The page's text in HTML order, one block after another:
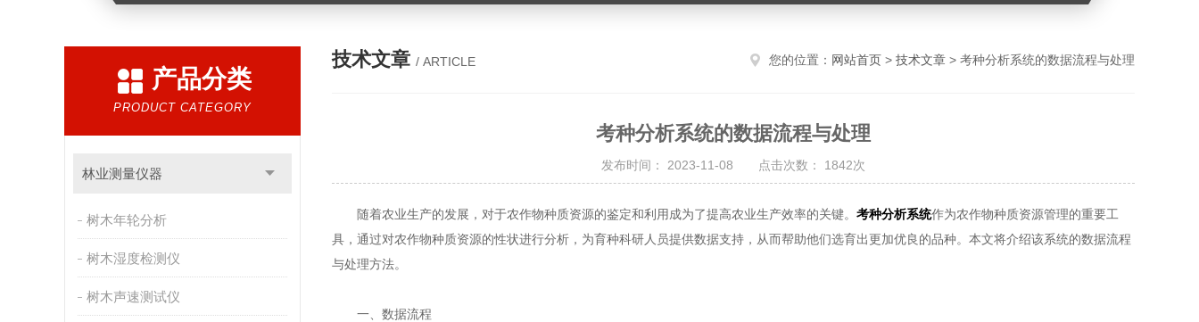
产品分类
PRODUCT CATEGORY
林业测量仪器
树木年轮分析
树木湿度检测仪
树木声速测试仪
技术文章 / ARTICLE 您的位置： 网站首页 > 技术文章 > 考种分析系统的数据流程与处理
考种分析系统的数据流程与处理
发布时间： 2023-11-08 点击次数： 1842次
随着农业生产的发展，对于农作物种质资源的鉴定和利用成为了提高农业生产效率的关键。 考种分析系统作为农作物种质资源管理的重要工
具，通过对农作物种质资源的性状进行分析，为育种科研人员提供数据支持，从而帮助他们选育出更加优良的品种。本文将介绍该系统的数据流程
与处理方法。
一、数据流程